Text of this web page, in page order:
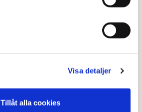
Visa detaljer
Tillåt alla cookies
tillsammans med näringslivet